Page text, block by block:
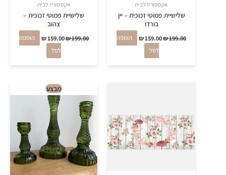
אקססוריז לבית
שלישיית פמוטי זכוכית – יין
בורדו
₪199.00
₪159.00
הוספה
לסל
אקססוריז לבית
שלישיית פמוטי זכוכית –
צהוב
₪199.00
₪159.00
הוספה
לסל
מבצע
המחיר
המקורי
היה:
הנוכחי